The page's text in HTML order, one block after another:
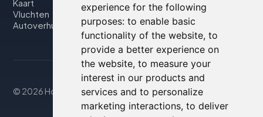
experience for the following
purposes: to enable basic
functionality of the website, to
provide a better experience on
the website, to measure your
interest in our products and
services and to personalize
marketing interactions, to deliver
Kaart
Vluchten
Autoverhuur
© 2026 Housity.net